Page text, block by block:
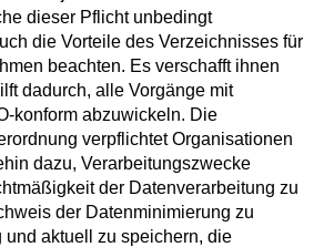
dieser Pflicht unbedingt
die Vorteile des Verzeichnisses für
beachten. Es verschafft ihnen
dadurch, alle Vorgänge mit
konform abzuwickeln. Die
verpflichtet Organisationen
dazu, Verarbeitungszwecke
der Datenverarbeitung zu
der Datenminimierung zu
und aktuell zu speichern, die